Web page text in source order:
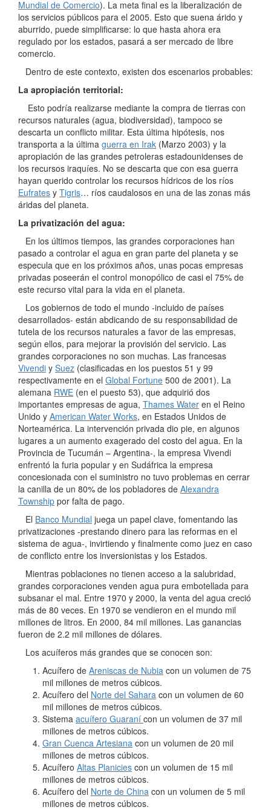
Mundial de Comercio). La meta final es la liberalización de
los servicios públicos para el 2005. Esto que suena árido y
aburrido, puede simplificarse: lo que hasta ahora era
regulado por los estados, pasará a ser mercado de libre
comercio.
Dentro de este contexto, existen dos escenarios probables:
La apropiación territorial:
Esto podría realizarse mediante la compra de tierras con
recursos naturales (agua, biodiversidad), tampoco se
descarta un conflicto militar. Esta última hipótesis, nos
transporta a la última guerra en Irak (Marzo 2003) y la
apropiación de las grandes petroleras estadounidenses de
los recursos iraquíes. No se descarta que con esa guerra
hayan querido controlar los recursos hídricos de los ríos
Eufrates y Tigris… ríos caudalosos en una de las zonas más
áridas del planeta.
La privatización del agua:
En los últimos tiempos, las grandes corporaciones han
pasado a controlar el agua en gran parte del planeta y se
especula que en los próximos años, unas pocas empresas
privadas poseerán el control monopólico de casi el 75% de
este recurso vital para la vida en el planeta.
Los gobiernos de todo el mundo -incluido de países
desarrollados- están abdicando de su responsabilidad de
tutela de los recursos naturales a favor de las empresas,
según ellos, para mejorar la provisión del servicio. Las
grandes corporaciones no son muchas. Las francesas
Vivendi y Suez (clasificadas en los puestos 51 y 99
respectivamente en el Global Fortune 500 de 2001). La
alemana RWE (en el puesto 53), que adquirió dos
importantes empresas de agua, Thames Water en el Reino
Unido y American Water Works, en Estados Unidos de
Norteamérica. La intervención privada dio pie, en algunos
lugares a un aumento exagerado del costo del agua. En la
Provincia de Tucumán – Argentina-, la empresa Vivendi
enfrentó la furia popular y en Sudáfrica la empresa
concesionada con el suministro no tuvo problemas en cerrar
la canilla de un 80% de los pobladores de Alexandra
Township por falta de pago.
El Banco Mundial juega un papel clave, fomentando las
privatizaciones -prestando dinero para las reformas en el
sistema de agua-, invirtiendo y finalmente como juez en caso
de conflicto entre los inversionistas y los Estados.
Mientras poblaciones no tienen acceso a la salubridad,
grandes corporaciones venden agua pura embotellada para
subsanar el mal. Entre 1970 y 2000, la venta del agua creció
más de 80 veces. En 1970 se vendieron en el mundo mil
millones de litros. En 2000, 84 mil millones. Las ganancias
fueron de 2.2 mil millones de dólares.
Los acuíferos más grandes que se conocen son:
Acuífero de Areniscas de Nubia con un volumen de 75
mil millones de metros cúbicos.
Acuífero del Norte del Sahara con un volumen de 60
mil millones de metros cúbicos.
Sistema acuífero Guaraní con un volumen de 37 mil
millones de metros cúbicos.
Gran Cuenca Artesiana con un volumen de 20 mil
millones de metros cúbicos.
Acuífero Altas Planicies con un volumen de 15 mil
millones de metros cúbicos.
Acuífero del Norte de China con un volumen de 5 mil
millones de metros cúbicos.